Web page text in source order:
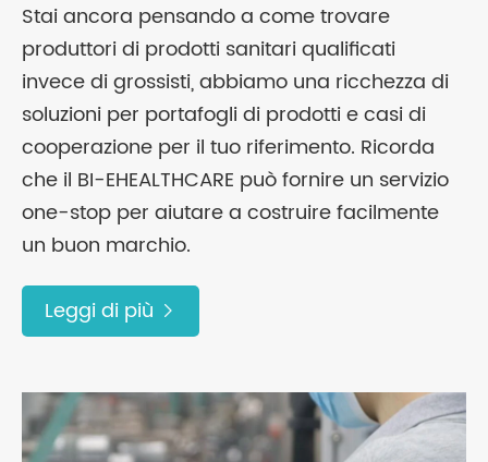
Stai ancora pensando a come trovare
produttori di prodotti sanitari qualificati
invece di grossisti, abbiamo una ricchezza di
soluzioni per portafogli di prodotti e casi di
cooperazione per il tuo riferimento. Ricorda
che il BI-EHEALTHCARE può fornire un servizio
one-stop per aiutare a costruire facilmente
un buon marchio.
Leggi di più 